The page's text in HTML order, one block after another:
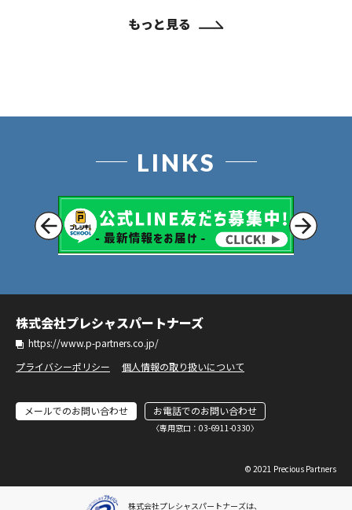
もっと見る
LINKS
株式会社プレシャスパートナーズ
https://www.p-partners.co.jp/
プライバシーポリシー
個人情報の取り扱いについて
メールでのお問い合わせ お電話でのお問い合わせ
〈専⽤窓⼝：03-6911-0330〉
© 2021 Precious Partners
株式会社プレシャスパートナーズは、